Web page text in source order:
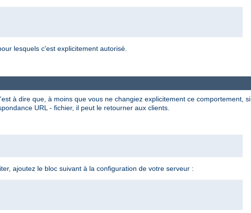
lesquels c'est explicitement autorisé.
à dire que, à moins que vous ne changiez explicitement ce comportement, si
URL - fichier, il peut le retourner aux clients.
ajoutez le bloc suivant à la configuration de votre serveur :